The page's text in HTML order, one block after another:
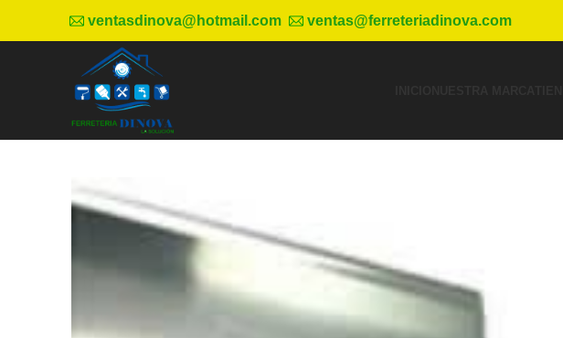
ventasdinova@hotmail.com ventas@ferreteriadinova.com